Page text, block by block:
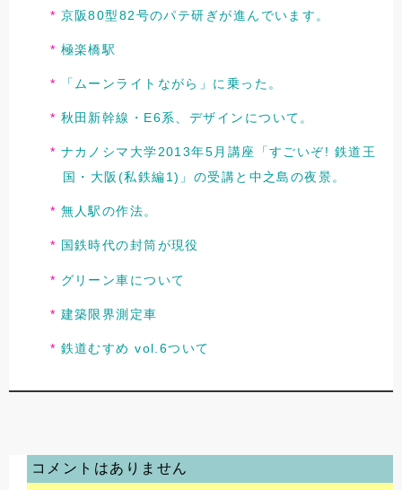
京阪80型82号のパテ研ぎが進んでいます。
極楽橋駅
「ムーンライトながら」に乗った。
秋田新幹線・E6系、デザインについて。
ナカノシマ大学2013年5月講座「すごいぞ! 鉄道王
国・大阪(私鉄編1)」の受講と中之島の夜景。
無人駅の作法。
国鉄時代の封筒が現役
グリーン車について
建築限界測定車
鉄道むすめ vol.6ついて
コメントはありません